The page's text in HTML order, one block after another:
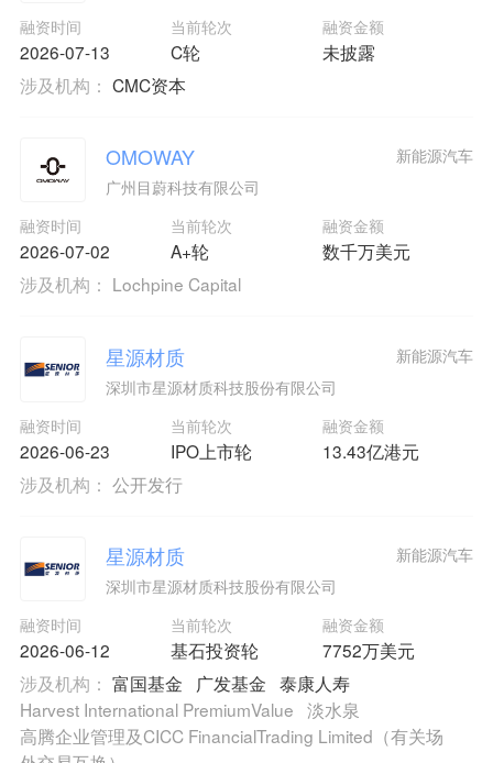
融资时间
2026-07-13
当前轮次
C轮
融资金额
未披露
涉及机构： CMC资本
OMOWAY
广州目蔚科技有限公司
融资时间
2026-07-02
当前轮次
A+轮
融资金额
数千万美元
新能源汽车
涉及机构： Lochpine Capital
星源材质
深圳市星源材质科技股份有限公司
融资时间
2026-06-23
当前轮次
IPO上市轮
融资金额
13.43亿港元
新能源汽车
涉及机构： 公开发行
星源材质
深圳市星源材质科技股份有限公司
融资时间
2026-06-12
当前轮次
基石投资轮
融资金额
7752万美元
新能源汽车
涉及机构： 富国基金 广发基金 泰康人寿
Harvest International PremiumValue 淡水泉
高腾企业管理及CICC FinancialTrading Limited（有关场